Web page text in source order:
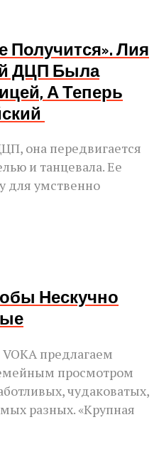
Получится». Лия
ДЦП Была
А Теперь
она передвигается
и танцевала. Ее
для умственно
Нескучно
предлагаем
просмотром
чудаковатых,
разных. «Крупная